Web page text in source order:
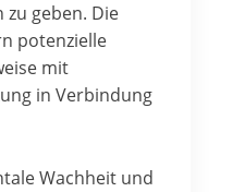
zu geben. Die
potenzielle
mit
in Verbindung
Wachheit und